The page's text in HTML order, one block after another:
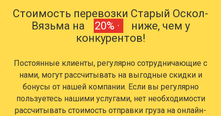
Стоимость перевозки Старый Оскол-
Вязьма на
20% ·
ниже, чем у
конкурентов!
Постоянные клиенты, регулярно сотрудничающие с
нами, могут рассчитывать на выгодные скидки и
бонусы от нашей компании. Если вы регулярно
пользуетесь нашими услугами, нет необходимости
рассчитывать стоимость отправки груза на онлайн-